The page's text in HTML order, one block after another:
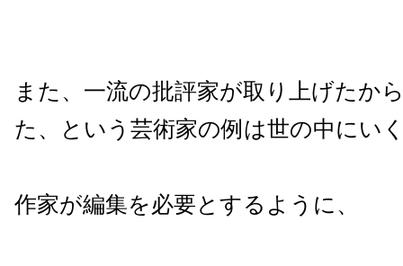
また、一流の批評家が取り上げたか
た、という芸術家の例は世の中にい
作家が編集を必要とするように、